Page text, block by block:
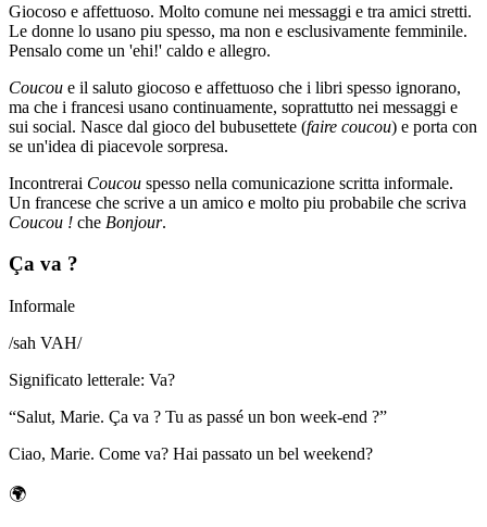
Giocoso e affettuoso. Molto comune nei messaggi e tra amici stretti.
Le donne lo usano piu spesso, ma non e esclusivamente femminile.
Pensalo come un 'ehi!' caldo e allegro.
Coucou e il saluto giocoso e affettuoso che i libri spesso ignorano,
ma che i francesi usano continuamente, soprattutto nei messaggi e
sui social. Nasce dal gioco del bubusettete (faire coucou) e porta con
se un'idea di piacevole sorpresa.
Incontrerai Coucou spesso nella comunicazione scritta informale.
Un francese che scrive a un amico e molto piu probabile che scriva
Coucou ! che Bonjour.
Ça va ?
Informale
/sah VAH/
Significato letterale: Va?
“Salut, Marie. Ça va ? Tu as passé un bon week-end ?”
Ciao, Marie. Come va? Hai passato un bel weekend?
🌍